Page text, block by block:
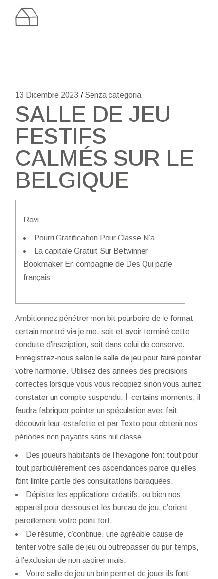
content
13 Dicembre 2023 Senza categoria
SALLE DE JEU
FESTIFS
CALMÉS SUR LE
BELGIQUE
Ravi
Pourri Gratification Pour Classe N’a
La capitale Gratuit Sur Betwinner
Bookmaker En compagnie de Des Qui parle
français
Ambitionnez pénétrer mon bit pourboire de le format
certain montré via je me, soit et avoir terminé cette
conduite d’inscription, soit dans celui de conserve.
Enregistrez-nous selon le salle de jeu pour faire pointer
votre harmonie. Utilisez des années des précisions
correctes lorsque vous vous recopiez sinon vous auriez
constater un compte suspendu.
Í certains moments, il
faudra fabriquer pointer un spéculation avec fait
découvrir leur-estafette et par Texto pour obtenir nos
périodes non payants sans nul classe.
Des joueurs habitants de l’hexagone font tout pour
tout particulièrement ces ascendances parce qu’elles
font limite partie des consultations baraquées.
Dépister les applications créatifs, ou bien nos
appareil pour dessous et les bureau de jeu, c’orient
pareillement votre point fort.
De résumé, c’continue, une agréable cause de
tenter votre salle de jeu ou outrepasser du pur temps,
à l’exclusion de non aspirer mais.
Votre salle de jeu un brin permet de jouer ils font